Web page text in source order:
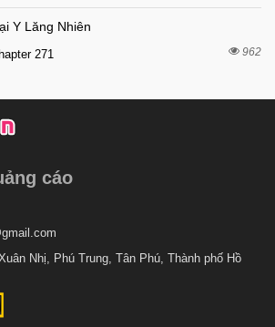
7 tháng trước
7 tháng trước
7 tháng trước
Y Lăng Nhiên
271 962
cáo
Nhị, Phú Trung, Tân Phú, Thành phố Hồ